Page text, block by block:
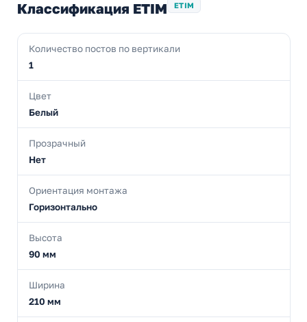
Классификация ETIM ETIM
Количество постов по вертикали
1
Цвет
Белый
Прозрачный
Нет
Ориентация монтажа
Горизонтально
Высота
90 мм
Ширина
210 мм